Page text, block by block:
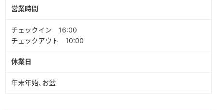
営業時間
チェックイン 16:00
チェックアウト 10:00
休業日
年末年始、お盆